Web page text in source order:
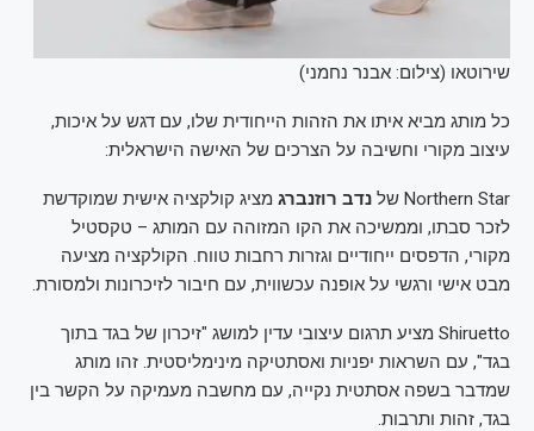
שירוטאו (צילום: אבנר נחמני)
כל מותג מביא איתו את הזהות הייחודית שלו, עם דגש על איכות,
עיצוב מקורי וחשיבה על הצרכים של האישה הישראלית:
Northern Star של נדב רוזנברג מציג קולקציה אישית שמוקדשת
לזכר סבתו, וממשיכה את הקו המזוהה עם המותג – טקסטיל
מקורי, הדפסים ייחודיים וגזרות רחבות טווח. הקולקציה מציעה
מבט אישי ורגשי על אופנה עכשווית, עם חיבור לזיכרונות ולמסורת.
Shiruetto מציע תרגום עיצובי עדין למושג "זיכרון של בגד בתוך
בגד", עם השראות יפניות ואסתטיקה מינימליסטית. זהו מותג
שמדבר בשפה אסתטית נקייה, עם מחשבה מעמיקה על הקשר בין
בגד, זהות ותרבות.